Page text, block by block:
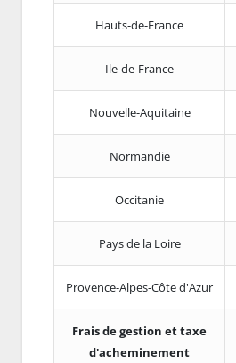
Hauts-de-France
Ile-de-France
Nouvelle-Aquitaine
Normandie
Occitanie
Pays de la Loire
Provence-Alpes-Côte d'Azur
Frais de gestion et taxe
d'acheminement